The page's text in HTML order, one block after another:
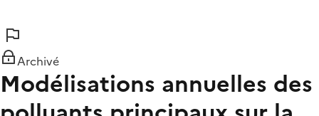
Archivé
Modélisations annuelles des